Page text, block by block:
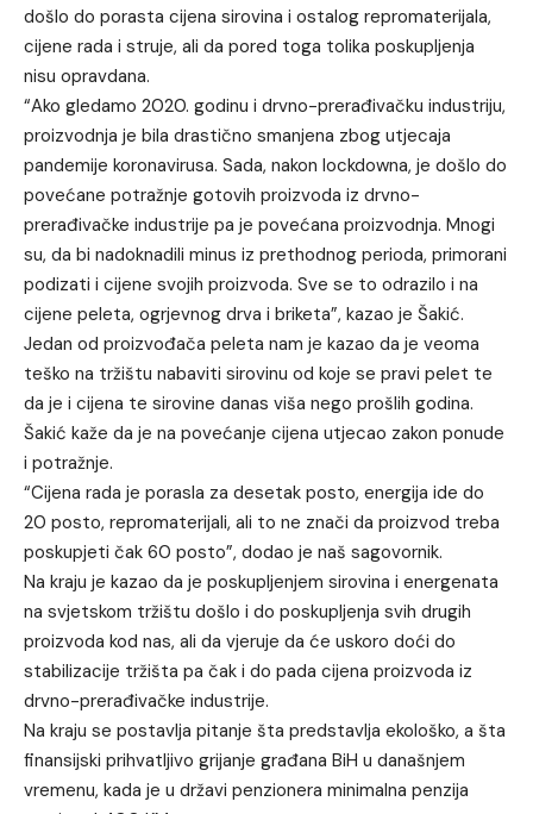
došlo do porasta cijena sirovina i ostalog repromaterijala,
cijene rada i struje, ali da pored toga tolika poskupljenja
nisu opravdana.
“Ako gledamo 2020. godinu i drvno-prerađivačku industriju,
proizvodnja je bila drastično smanjena zbog utjecaja
pandemije koronavirusa. Sada, nakon lockdowna, je došlo do
povećane potražnje gotovih proizvoda iz drvno-
prerađivačke industrije pa je povećana proizvodnja. Mnogi
su, da bi nadoknadili minus iz prethodnog perioda, primorani
podizati i cijene svojih proizvoda. Sve se to odrazilo i na
cijene peleta, ogrjevnog drva i briketa”, kazao je Šakić.
Jedan od proizvođača peleta nam je kazao da je veoma
teško na tržištu nabaviti sirovinu od koje se pravi pelet te
da je i cijena te sirovine danas viša nego prošlih godina.
Šakić kaže da je na povećanje cijena utjecao zakon ponude
i potražnje.
“Cijena rada je porasla za desetak posto, energija ide do
20 posto, repromaterijali, ali to ne znači da proizvod treba
poskupjeti čak 60 posto”, dodao je naš sagovornik.
Na kraju je kazao da je poskupljenjem sirovina i energenata
na svjetskom tržištu došlo i do poskupljenja svih drugih
proizvoda kod nas, ali da vjeruje da će uskoro doći do
stabilizacije tržišta pa čak i do pada cijena proizvoda iz
drvno-prerađivačke industrije.
Na kraju se postavlja pitanje šta predstavlja ekološko, a šta
finansijski prihvatljivo grijanje građana BiH u današnjem
vremenu, kada je u državi penzionera minimalna penzija